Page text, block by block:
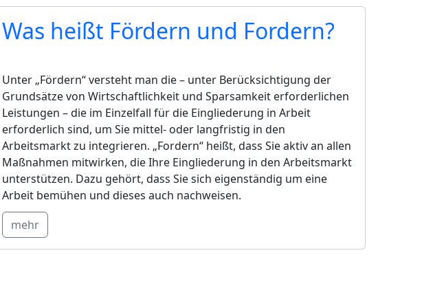
Was heißt Fördern und Fordern?
Unter „Fördern“ versteht man die – unter Berücksichtigung der
Grundsätze von Wirtschaftlichkeit und Sparsamkeit erforderlichen
Leistungen – die im Einzelfall für die Eingliederung in Arbeit
erforderlich sind, um Sie mittel- oder langfristig in den
Arbeitsmarkt zu integrieren. „Fordern“ heißt, dass Sie aktiv an allen
Maßnahmen mitwirken, die Ihre Eingliederung in den Arbeitsmarkt
unterstützen. Dazu gehört, dass Sie sich eigenständig um eine
Arbeit bemühen und dieses auch nachweisen.
mehr